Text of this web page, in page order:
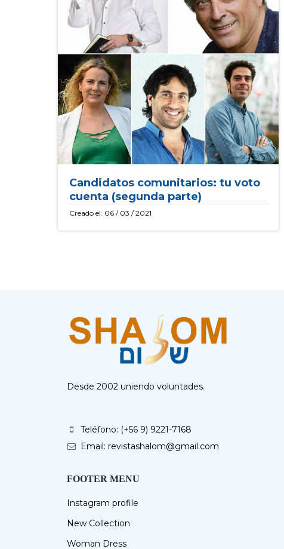
Candidatos comunitarios: tu voto
cuenta (segunda parte)
Creado el: 06 / 03 / 2021
Desde 2002 uniendo voluntades.
Teléfono: (+56 9) 9221-7168
Email: revistashalom@gmail.com
FOOTER MENU
Instagram profile
New Collection
Woman Dress